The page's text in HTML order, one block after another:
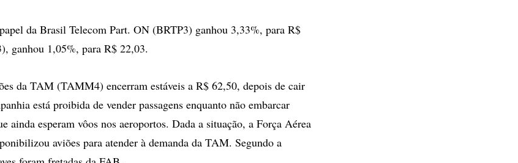
da Brasil Telecom Part. ON (BRTP3) ganhou 3,33%, para R$
ganhou 1,05%, para R$ 22,03.
da TAM (TAMM4) encerram estáveis a R$ 62,50, depois de cair
está proibida de vender passagens enquanto não embarcar
ainda esperam vôos nos aeroportos. Dada a situação, a Força Aérea
aviões para atender à demanda da TAM. Segundo a